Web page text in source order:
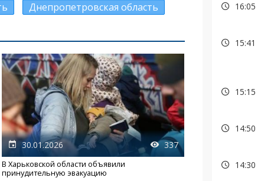
Днепропетровская область
30.01.2026 337
В Харьковской области объявили
принудительную эвакуацию
16:05
15:41
15:15
14:50
14:30